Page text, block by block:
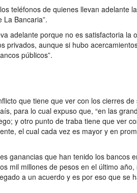
teléfonos de quienes llevan adelante
Bancaria”.
adelante porque no es satisfactoria la
privados, aunque si hubo
públicos”.
que tiene que ver con los cierres
para lo cual expuso que, “en las
y otro punto de traba tiene que ver
el cual cada vez es mayor y en
ganancias que han tenido los bancos
mil millones de pesos en el último
a un acuerdo y es por eso que se